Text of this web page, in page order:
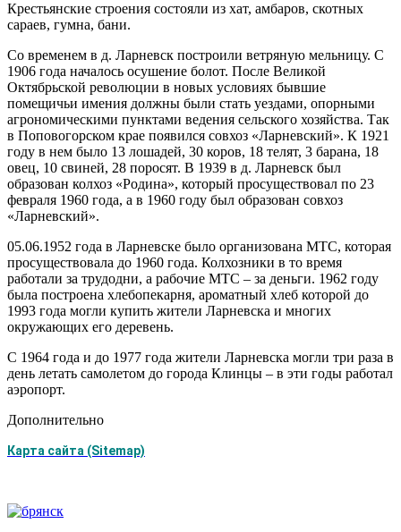
Крестьянские строения состояли из хат, амбаров, скотных
сараев, гумна, бани.
Со временем в д. Ларневск построили ветряную мельницу. С
1906 года началось осушение болот. После Великой
Октябрьской революции в новых условиях бывшие
помещичьи имения должны были стать уездами, опорными
агрономическими пунктами ведения сельского хозяйства. Так
в Поповогорском крае появился совхоз «Ларневский». К 1921
году в нем было 13 лошадей, 30 коров, 18 телят, 3 барана, 18
овец, 10 свиней, 28 поросят. В 1939 в д. Ларневск был
образован колхоз «Родина», который просуществовал по 23
февраля 1960 года, а в 1960 году был образован совхоз
«Ларневский».
05.06.1952 года в Ларневске было организована МТС, которая
просуществовала до 1960 года. Колхозники в то время
работали за трудодни, а рабочие МТС – за деньги. 1962 году
была построена хлебопекарня, ароматный хлеб которой до
1993 года могли купить жители Ларневска и многих
окружающих его деревень.
С 1964 года и до 1977 года жители Ларневска могли три раза в
день летать самолетом до города Клинцы – в эти годы работал
аэропорт.
Дополнительно
Карта сайта (Sitemap)